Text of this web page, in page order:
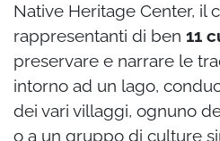
Native Heritage Center, il
rappresentanti di ben 11
preservare e narrare le
intorno ad un lago,
dei vari villaggi, ognuno
o a un gruppo di culture